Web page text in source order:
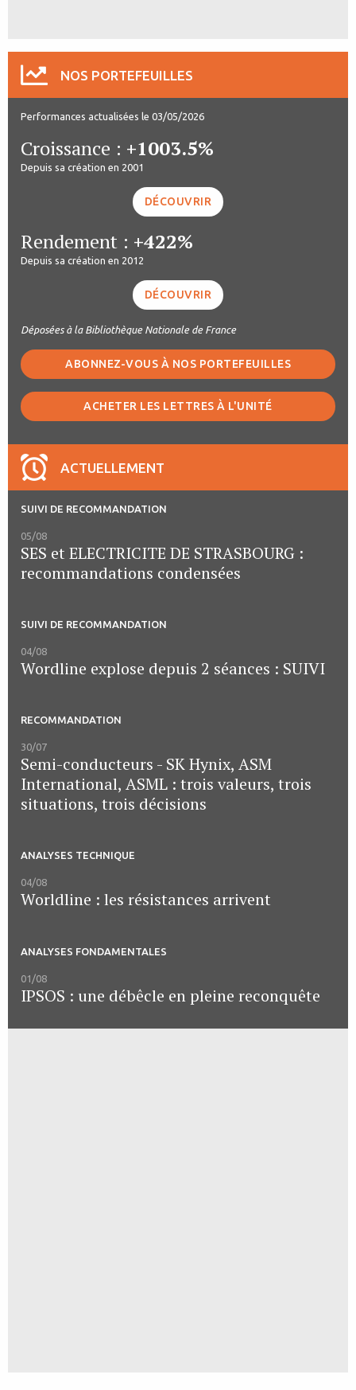
NOS PORTEFEUILLES
Performances actualisées le 03/05/2026
Croissance : +1003.5%
Depuis sa création en 2001
DÉCOUVRIR
Rendement : +422%
Depuis sa création en 2012
DÉCOUVRIR
Déposées à la Bibliothèque Nationale de France
ABONNEZ-VOUS À NOS PORTEFEUILLES
ACHETER LES LETTRES À L'UNITÉ
ACTUELLEMENT
SUIVI DE RECOMMANDATION
05/08
SES et ELECTRICITE DE STRASBOURG :
recommandations condensées
SUIVI DE RECOMMANDATION
04/08
Wordline explose depuis 2 séances : SUIVI
RECOMMANDATION
30/07
Semi-conducteurs - SK Hynix, ASM
International, ASML : trois valeurs, trois
situations, trois décisions
ANALYSES TECHNIQUE
04/08
Worldline : les résistances arrivent
ANALYSES FONDAMENTALES
01/08
IPSOS : une débêcle en pleine reconquête